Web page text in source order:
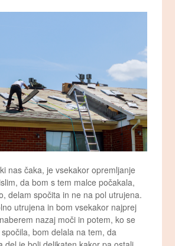
nas čaka, je vsekakor opremljanje
da bom s tem malce počakala,
delam spočita in ne na pol utrujena.
utrujena in bom vsekakor najprej
nazaj moči in potem, ko se
bom delala na tem, da